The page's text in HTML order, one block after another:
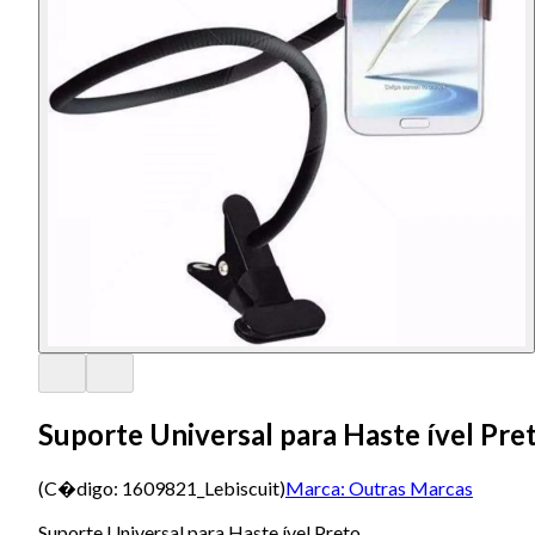
Suporte Universal para Haste ível
(C�digo: 1609821_Lebiscuit)Marca: Outras Marcas